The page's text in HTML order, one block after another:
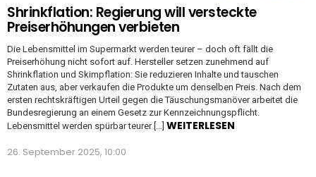
Shrinkflation: Regierung will versteckte
Preiserhöhungen verbieten
Die Lebensmittel im Supermarkt werden teurer – doch oft fällt die
Preiserhöhung nicht sofort auf. Hersteller setzen zunehmend auf
Shrinkflation und Skimpflation: Sie reduzieren Inhalte und tauschen
Zutaten aus, aber verkaufen die Produkte um denselben Preis. Nach dem
ersten rechtskräftigen Urteil gegen die Täuschungsmanöver arbeitet die
Bundesregierung an einem Gesetz zur Kennzeichnungspflicht.
Lebensmittel werden spürbar teurer […] WEITERLESEN
26. September 2025, 10:00